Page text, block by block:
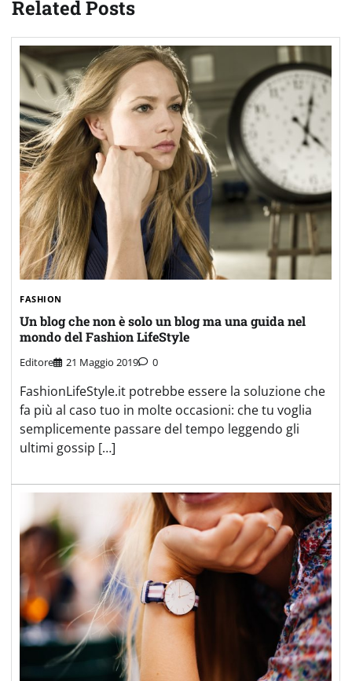
Related Posts
FASHION
Un blog che non è solo un blog ma una guida nel
mondo del Fashion LifeStyle
Editore 21 Maggio 2019 0
FashionLifeStyle.it potrebbe essere la soluzione che
fa più al caso tuo in molte occasioni: che tu voglia
semplicemente passare del tempo leggendo gli
ultimi gossip […]